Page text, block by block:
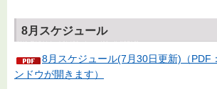
8月スケジュール
8月スケジュール(7月30日更新)（PDF
ンドウが開きます）